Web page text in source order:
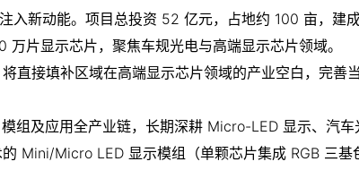
入新动能。 项目总投资 52 亿元，占地约 100 亩， 建
片显示芯片，聚焦车规光电与高端显示芯片领域。
直接填补区域在高端显示芯片领域的产业空白，完善
组及应用全产业链，长期深耕 Micro-LED 显示、汽车
Mini/Micro LED 显示模组（单颗芯片集成 RGB 三基